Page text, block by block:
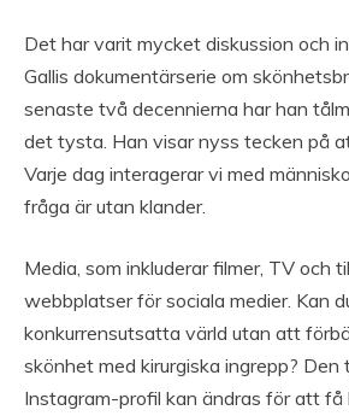
Det har varit mycket diskussion och
Gallis dokumentärserie om
senaste två decennierna har han
det tysta. Han visar nyss tecken på
Varje dag interagerar vi med
fråga är utan klander.
Media, som inkluderar filmer, TV och
webbplatser för sociala medier. Kan
konkurrensutsatta värld utan att
skönhet med kirurgiska ingrepp? Den
Instagram-profil kan ändras för att